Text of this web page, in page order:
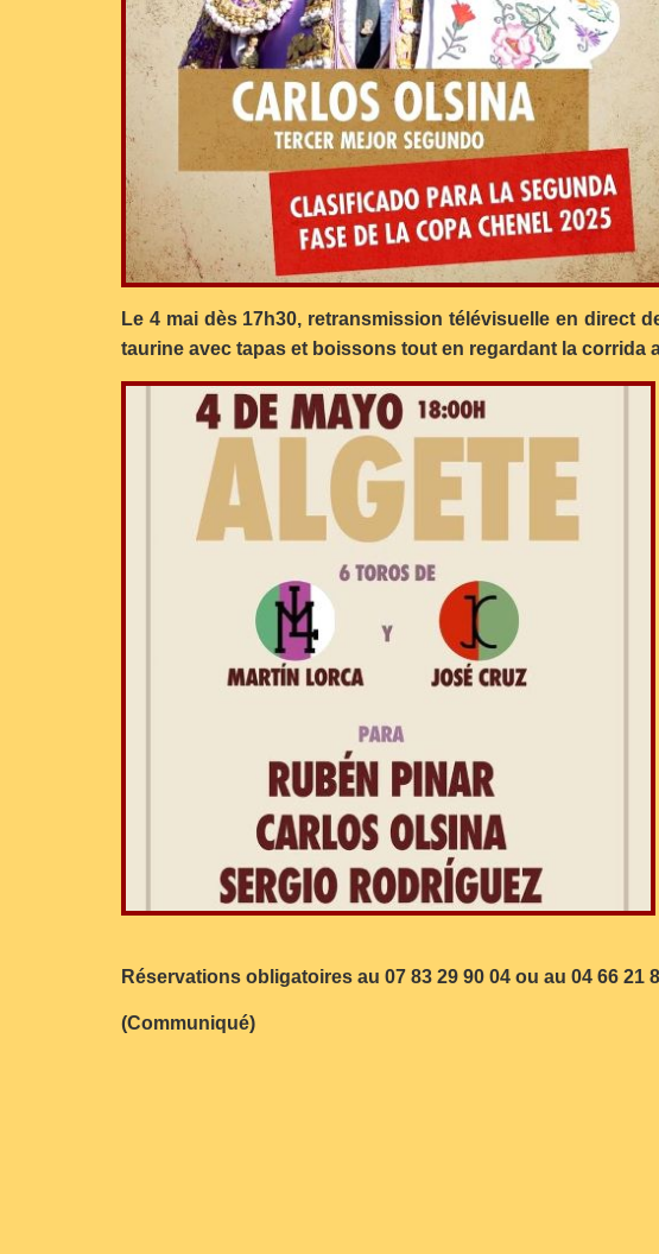
Le 4 mai dès 17h30, retransmission télévisuelle en direct
taurine avec tapas et boissons tout en regardant la corrida
Réservations obligatoires au 07 83 29 90 04 ou au 04 66 21
(Communiqué)